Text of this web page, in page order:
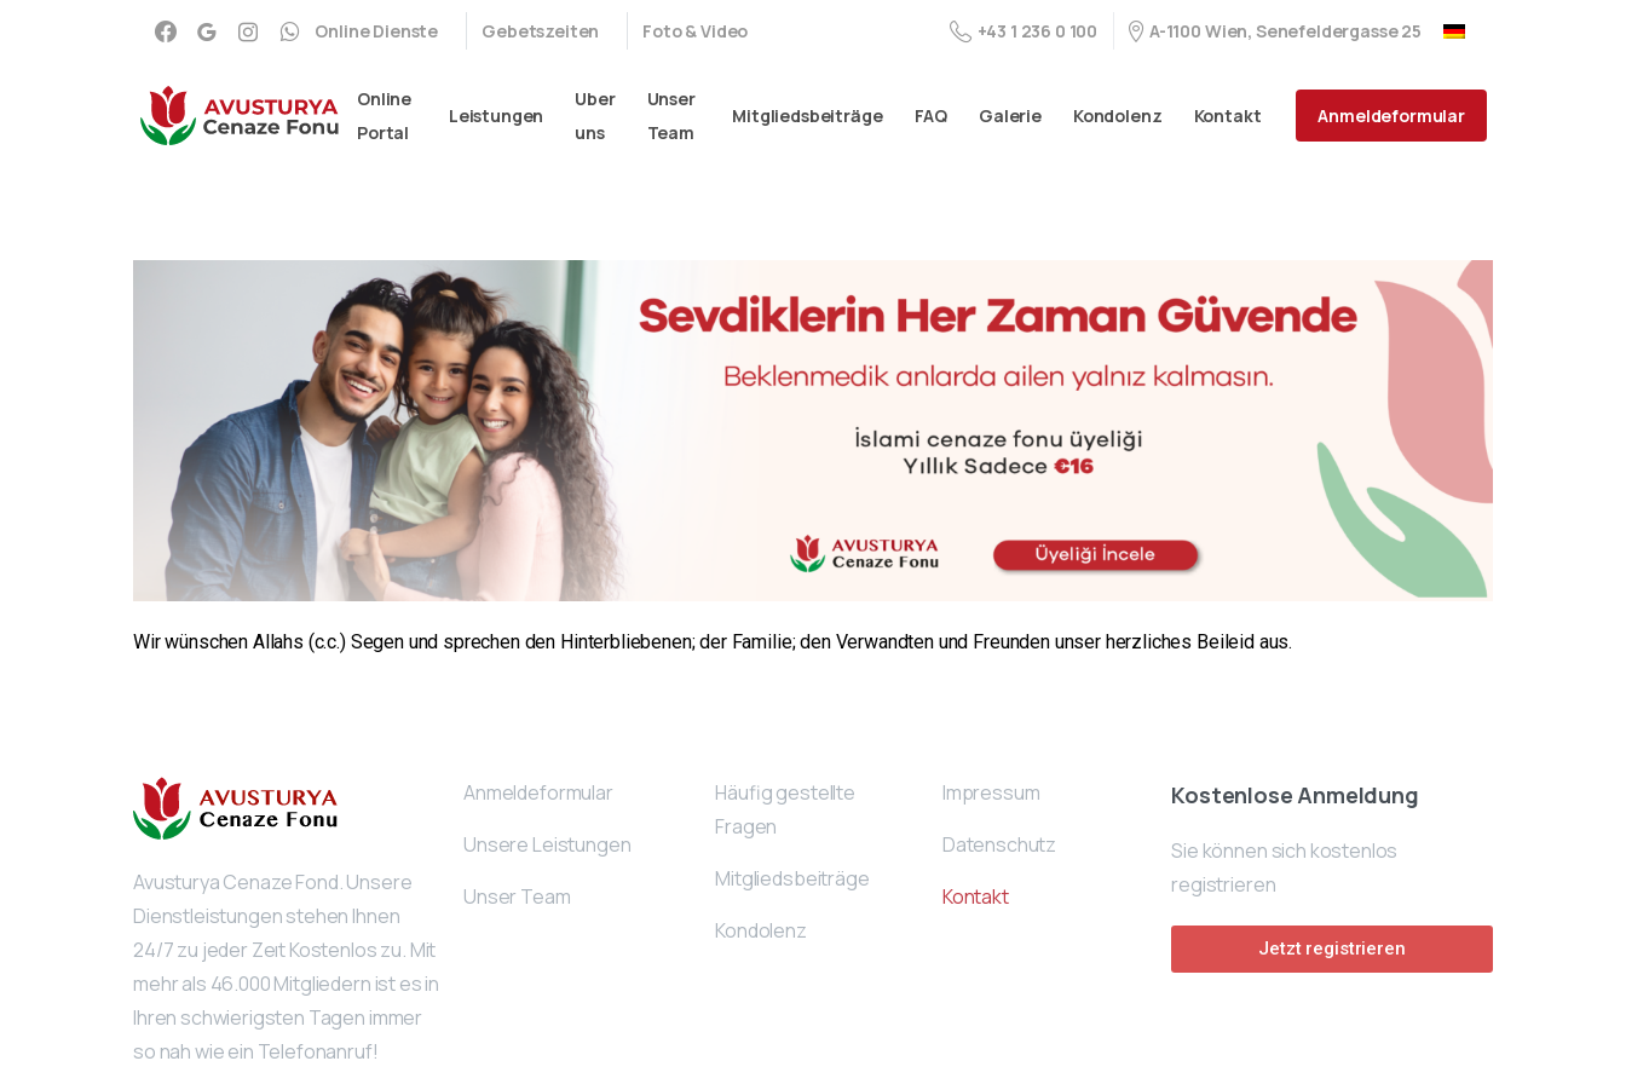
Online Dienste Gebetszeiten Foto & Video +43 1 236 0 100 A-1100 Wien, Senefeldergasse 25
Online
Portal
Leistungen
Uber
uns
Unser
Team
Mitgliedsbeiträge FAQ Galerie Kondolenz Kontakt Anmeldeformular
Wir wünschen Allahs (c.c.) Segen und sprechen den Hinterbliebenen; der Familie; den Verwandten und Freunden unser herzliches Beileid aus.
Avusturya Cenaze Fond. Unsere
Dienstleistungen stehen Ihnen
24/7 zu jeder Zeıt Kostenlos zu. Mit
mehr als 46.000 Mitgliedern ist es in
Ihren schwierigsten Tagen immer
so nah wie ein Telefonanruf!
Anmeldeformular
Unsere Leistungen
Unser Team
Häufig gestellte
Fragen
Mitgliedsbeiträge
Kondolenz
Impressum
Datenschutz
Kontakt
Kostenlose Anmeldung
Sie können sich kostenlos
registrieren
Jetzt registrieren